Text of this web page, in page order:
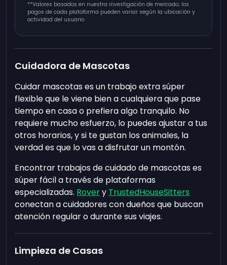
**Valores basados en nuestra investigación de mercado; los
pagos de cada plataforma pueden variar según la ubicación y
actividad del usuario
Cuidadora de Mascotas
Cuidar mascotas es un trabajo extra súper
flexible que le viene bien a cualquiera que pase
tiempo en casa o prefiera algo tranquilo. No
requiere mucho esfuerzo, lo puedes ajustar a tus
otros horarios, y si te gustan los animales, la
verdad es que lo vas a disfrutar un montón.
Encontrar trabajos de cuidado de mascotas es
súper fácil a través de plataformas
especializadas. Rovery TrustedHouseSitters
conectan a cuidadores con dueños que buscan
atención regular o durante sus viajes.
Limpieza de Casas